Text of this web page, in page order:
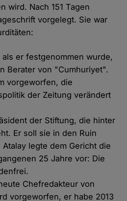
wird. Nach 151 Tagen
vorgelegt. Sie war
als er festgenommen wurde,
Berater von "Cumhuriyet".
vorgeworfen, die
der Zeitung verändert
der Stiftung, die hinter
Er soll sie in den Ruin
legte dem Gericht die
25 Jahre vor: Die
Chefredakteur von
vorgeworfen, er habe 2013